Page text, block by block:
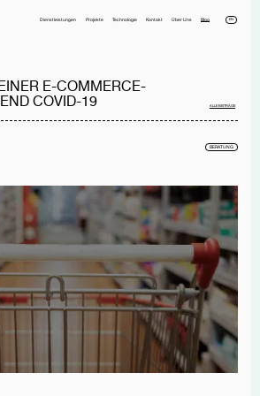
Dienstleistungen Projekte Technologie Kontakt Über Uns Blog EN
E-COMMERCE-
COVID-19
ALLE BEITRÄGE
BERATUNG
Datenschutzerklärunggelesen und akzeptiere sie.
NACHRICHT SENDEN